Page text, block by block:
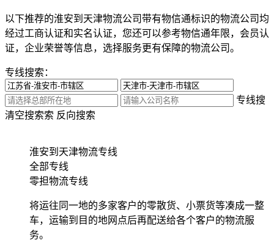
以下推荐的淮安到天津物流公司带有物信通标识的物流公司均
经过工商认证和实名认证，您还可以参考物信通年限，会员认
证，企业荣誉等信息，选择服务更有保障的物流公司。
专线搜索：
专线搜
索 反向搜索
清空搜索
淮安到天津物流专线
全部专线
零担物流专线
将运往同一地的多家客户的零散货、小票货等凑成一整
车，运输到目的地网点后再配送给各个客户的物流服
务。